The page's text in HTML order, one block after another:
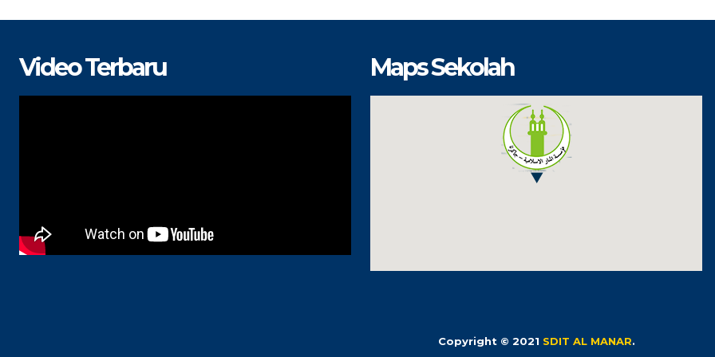
Video Terbaru Maps Sekolah
Copyright © 2021 SDIT AL MANAR.